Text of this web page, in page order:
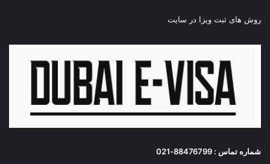
روش های ثبت ویزا در سایت
شماره تماس : 88476799-021